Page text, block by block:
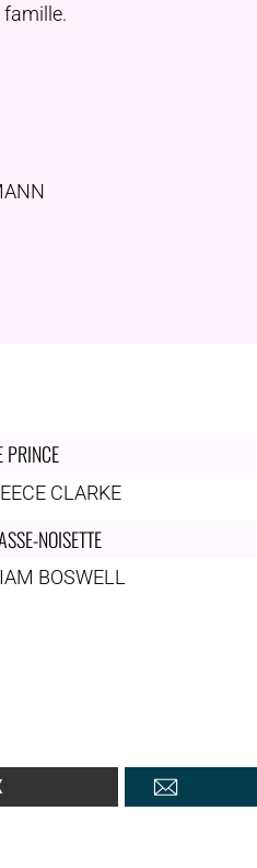
PRINCE
CLARKE
NOISETTE
BOSWELL